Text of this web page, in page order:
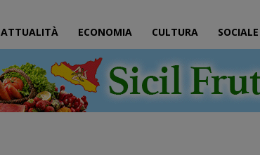
ATTUALITÀ ECONOMIA CULTURA SOCIALE